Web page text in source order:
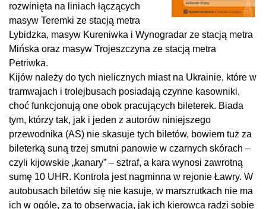
rozwinięta na liniach łączących
masyw Teremki ze stacją metra
Lybidzka, masyw Kureniwka i Wynogradar ze stacją metra
Mińska oraz masyw Trojeszczyna ze stacją metra
Petriwka.
Kijów należy do tych nielicznych miast na Ukrainie, które w
tramwajach i trolejbusach posiadają czynne kasowniki,
choć funkcjonują one obok pracujących bileterek. Biada
tym, którzy tak, jak i jeden z autorów niniejszego
przewodnika (AS) nie skasuje tych biletów, bowiem tuż za
bileterką suną trzej smutni panowie w czarnych skórach –
czyli kijowskie „kanary” – sztraf, a kara wynosi zawrotną
sumę 10 UHR. Kontrola jest nagminna w rejonie Ławry. W
autobusach biletów się nie kasuje, w marszrutkach nie ma
ich w ogóle, za to obserwacja, jak ich kierowca radzi sobie